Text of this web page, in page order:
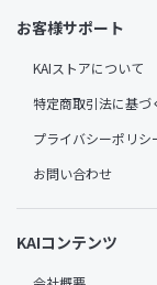
お客様サポート
KAIストアについて
特定商取引法に基づ
プライバシーポリシ
お問い合わせ
KAIコンテンツ